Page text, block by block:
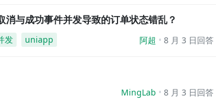
消与成功事件并发导致的订单状态错乱？
发 uniapp 阿超 8 月 3 日回答
MingLab 8 月 3 日回答